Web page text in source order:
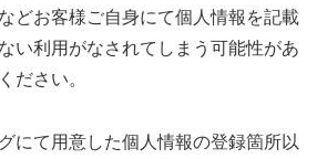
どお客様ご自身にて個人情報を記載
い利用がなされてしまう可能性があ
ださい。
にて用意した個人情報の登録箇所以